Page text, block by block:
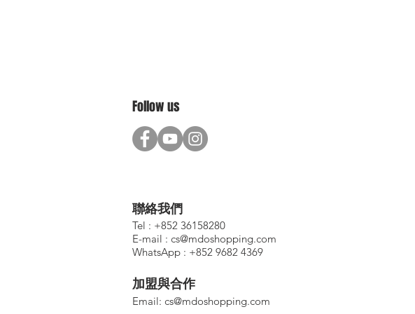
Follow us
加盟與合作
​Email: cs@mdoshopping.com
聯絡我們
Tel : +852 36158280
E-mail : cs@mdoshopping.com
WhatsApp : +852 9682 4369